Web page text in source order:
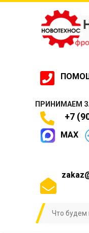
ПРИНИМАЕМ
+7
MAX